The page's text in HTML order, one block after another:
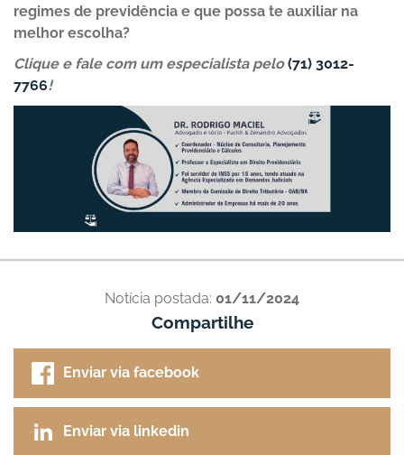
regimes de previdência e que possa te auxiliar na
melhor escolha?
Clique e fale com um especialista pelo(71) 3012-
7766!
Notícia postada: 01/11/2024
Compartilhe
Enviar via facebook
Enviar via linkedin